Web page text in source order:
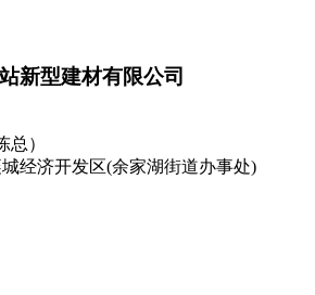
新型建材有限公司
总）
经济开发区(余家湖街道办事处)